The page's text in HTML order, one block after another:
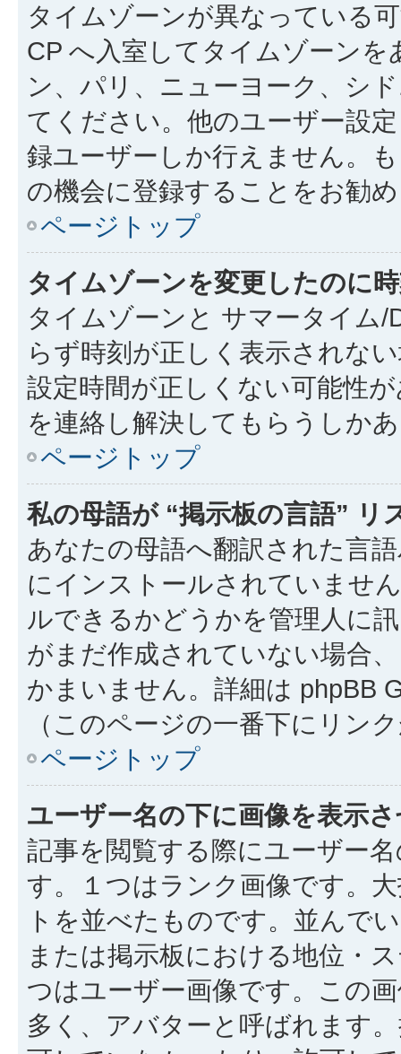
タイムゾーンが異なっている
CP へ入室してタイムゾーン
ン、パリ、ニューヨーク、シ
てください。他のユーザー設
録ユーザーしか行えません。
の機会に登録することをお勧
ページトップ
タイムゾーンを変更したのに
タイムゾーンと サマータイム
らず時刻が正しく表示されな
設定時間が正しくない可能性
を連絡し解決してもらうしか
ページトップ
私の母語が “掲示板の言語” リ
あなたの母語へ翻訳された言
にインストールされていませ
ルできるかどうかを管理人に
がまだ作成されていない場合
かまいません。詳細は phpBB
（このページの一番下にリン
ページトップ
ユーザー名の下に画像を表示
記事を閲覧する際にユーザー
す。１つはランク画像です。
トを並べたものです。並んで
または掲示板における地位・
つはユーザー画像です。この
多く、アバターと呼ばれます